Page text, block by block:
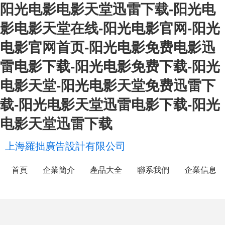
阳光电影电影天堂迅雷下载-阳光电
影电影天堂在线-阳光电影官网-阳光
电影官网首页-阳光电影免费电影迅
雷电影下载-阳光电影免费下载-阳光
电影天堂-阳光电影天堂免费迅雷下
载-阳光电影天堂迅雷电影下载-阳光
电影天堂迅雷下载
上海羅拙廣告設計有限公司
首頁 企業簡介 產品大全 聯系我們 企業信息